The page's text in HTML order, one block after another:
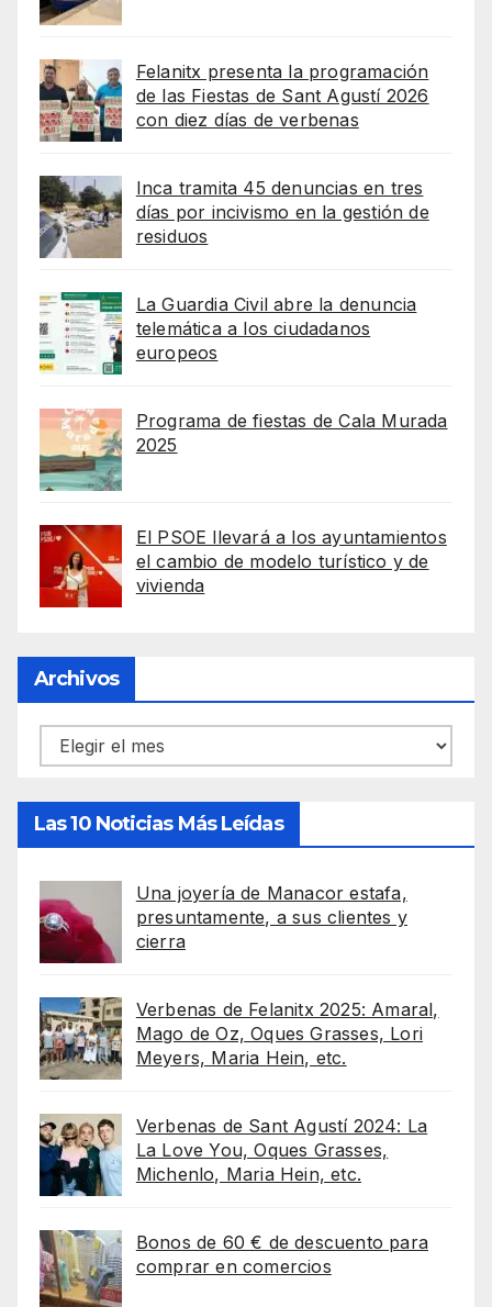
Felanitx presenta la programación
de las Fiestas de Sant Agustí 2026
con diez días de verbenas
Inca tramita 45 denuncias en tres
días por incivismo en la gestión de
residuos
La Guardia Civil abre la denuncia
telemática a los ciudadanos
europeos
Programa de fiestas de Cala Murada
2025
El PSOE llevará a los ayuntamientos
el cambio de modelo turístico y de
vivienda
Archivos
Archivos
Las 10 Noticias Más Leídas
Una joyería de Manacor estafa,
presuntamente, a sus clientes y
cierra
Verbenas de Felanitx 2025: Amaral,
Mago de Oz, Oques Grasses, Lori
Meyers, Maria Hein, etc.
Verbenas de Sant Agustí 2024: La
La Love You, Oques Grasses,
Michenlo, Maria Hein, etc.
Bonos de 60 € de descuento para
comprar en comercios